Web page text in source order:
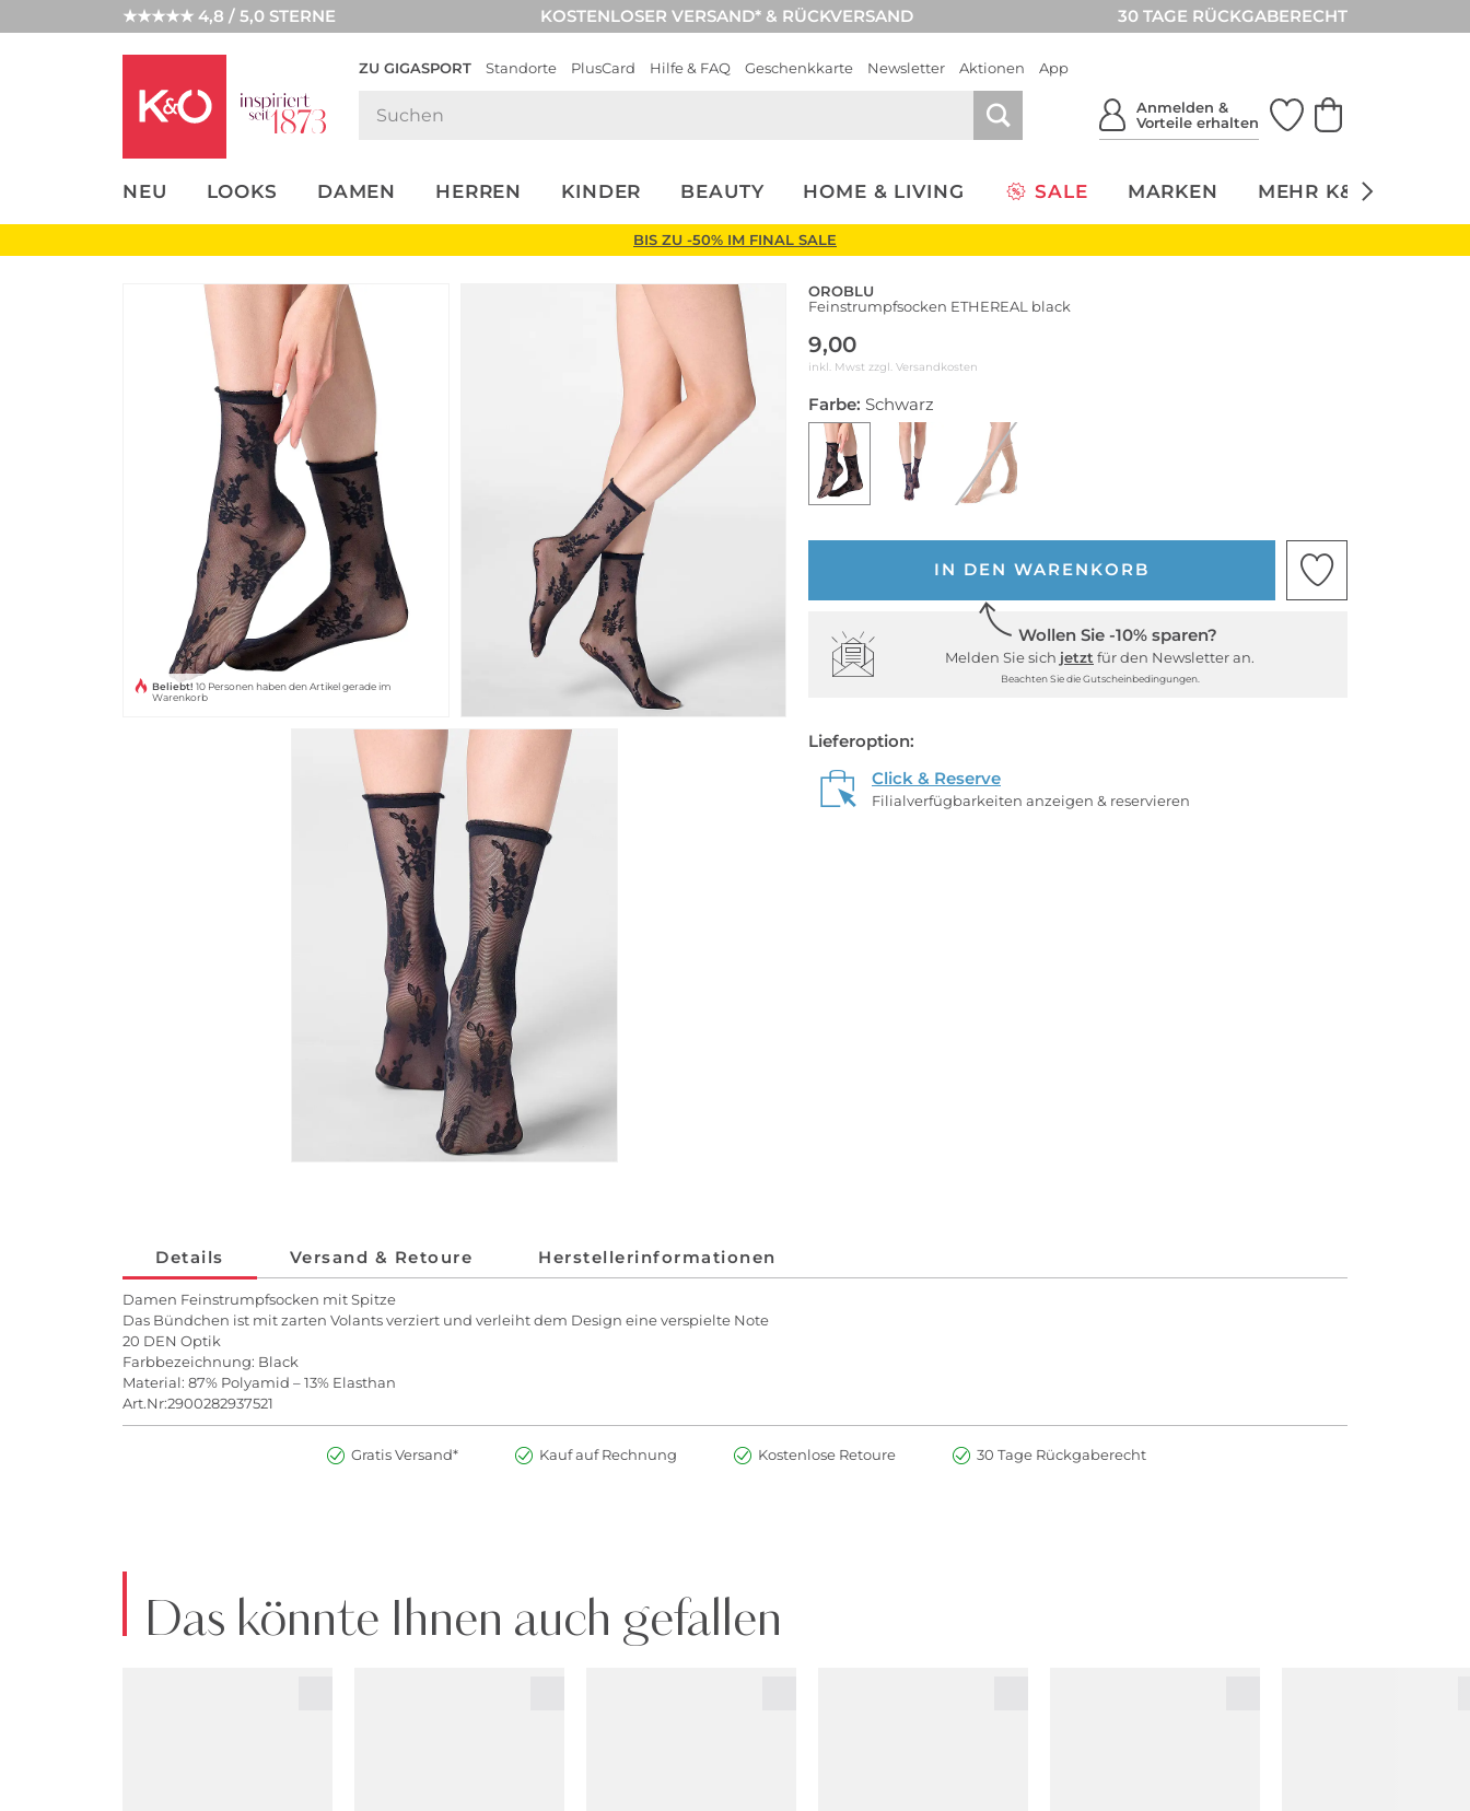
★★★★★ 4,8 / 5,0 STERNE KOSTENLOSER VERSAND* & RÜCKVERSAND 30 TAGE RÜCKGABERECHT
ZU GIGASPORT Standorte PlusCard Hilfe & FAQ Geschenkkarte Newsletter Aktionen App
Anmelden &
Vorteile erhalten
NEU LOOKS DAMEN HERREN KINDER BEAUTY HOME & LIVING SALE MARKEN MEHR K&Ö
UNSERE APP
CLICK &
BIS ZU -50% IM FINAL SALE
Beliebt! 10 Personen haben den Artikel gerade im
Warenkorb
OROBLU
Feinstrumpfsocken ETHEREAL black
9,00
inkl. Mwst zzgl. Versandkosten
Farbe: Schwarz
IN DEN WARENKORB
Wollen Sie -10% sparen?
Melden Sie sich jetzt für den Newsletter an.
Beachten Sie die Gutscheinbedingungen.
Lieferoption:
Click & Reserve
Filialverfügbarkeiten anzeigen & reservieren
Details Versand & Retoure Herstellerinformationen
Damen Feinstrumpfsocken mit Spitze
Das Bündchen ist mit zarten Volants verziert und verleiht dem Design eine verspielte Note
20 DEN Optik
Farbbezeichnung: Black
Material: 87% Polyamid – 13% Elasthan
Art.Nr:2900282937521
Gratis Versand* Kauf auf Rechnung Kostenlose Retoure 30 Tage Rückgaberecht
Das könnte Ihnen auch gefallen